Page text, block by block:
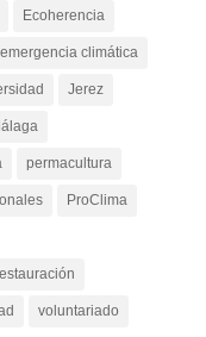
Ecoherencia
emergencia climática
Jerez
permacultura
ProClima
voluntariado